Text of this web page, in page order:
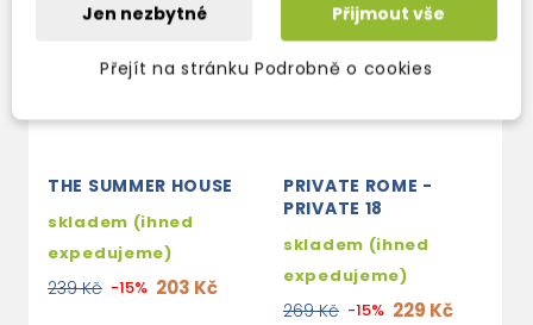
THE SUMMER HOUSE
skladem (ihned
expedujeme)
239 Kč -15% 203 Kč
PRIVATE ROME -
PRIVATE 18
skladem (ihned
expedujeme)
269 Kč -15% 229 Kč
Jen nezbytné Přijmout vše
Přejít na stránku Podrobně o cookies